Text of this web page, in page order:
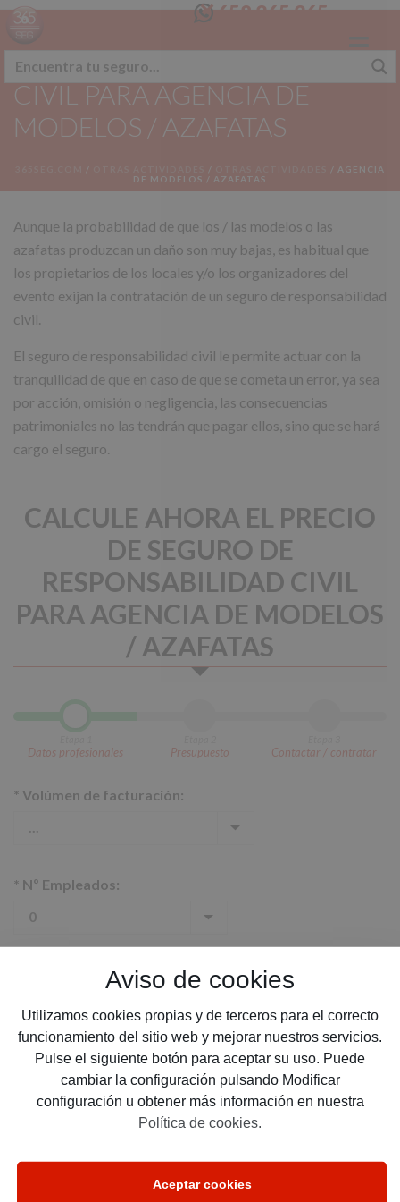
Aviso de cookies
Utilizamos cookies propias y de terceros para el correcto
funcionamiento del sitio web y mejorar nuestros servicios.
Pulse el siguiente botón para aceptar su uso. Puede
cambiar la configuración pulsando Modificar
configuración u obtener más información en nuestra
Política de cookies.
Aceptar cookies
658 365 365
SEGURO RESPONSABILIDAD
CIVIL PARA AGENCIA DE
MODELOS / AZAFATAS
/ / / AGENCIA
DE MODELOS / AZAFATAS
Aunque la probabilidad de que los / las modelos o las
azafatas produzcan un daño son muy bajas, es habitual que
los propietarios de los locales y/o los organizadores del
evento exijan la contratación de un seguro de responsabilidad
civil.
El seguro de responsabilidad civil le permite actuar con la
tranquilidad de que en caso de que se cometa un error, ya sea
por acción, omisión o negligencia, las consecuencias
patrimoniales no las tendrán que pagar ellos, sino que se hará
cargo el seguro.
CALCULE AHORA EL PRECIO
DE SEGURO DE
RESPONSABILIDAD CIVIL
PARA AGENCIA DE MODELOS
/ AZAFATAS
Datos profesionales Presupuesto Contactar / contratar
* Volúmen de facturación:
* Nº Empleados:
Cobertura deseada:
Email: